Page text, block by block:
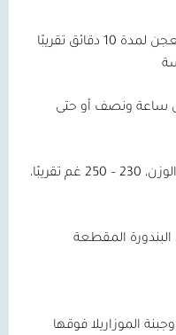
2. نضيف الماء الدافئ تدريجيًا ونبدأ بالعجن لمدة 10 دقائق تقريبًا
ساعة ونصف أو حتى
4. نقسّم العجينة إلى قطع متساوية الوزن، 230 – 250 غم تقريبًا،